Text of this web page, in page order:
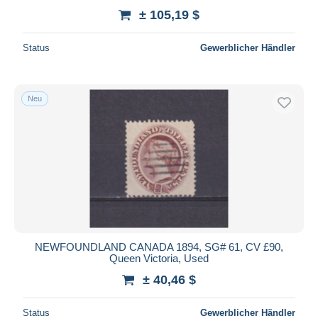
± 105,19 $
Status Gewerblicher Händler
Neu
NEWFOUNDLAND CANADA 1894, SG# 61, CV £90,
Queen Victoria, Used
± 40,46 $
Status Gewerblicher Händler